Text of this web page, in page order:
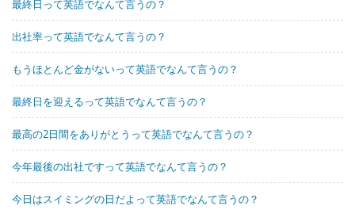
最終日って英語でなんて言うの？
出社率って英語でなんて言うの？
もうほとんど金がないって英語でなんて言うの？
最終日を迎えるって英語でなんて言うの？
最高の2日間をありがとうって英語でなんて言うの？
今年最後の出社ですって英語でなんて言うの？
今日はスイミングの日だよって英語でなんて言うの？